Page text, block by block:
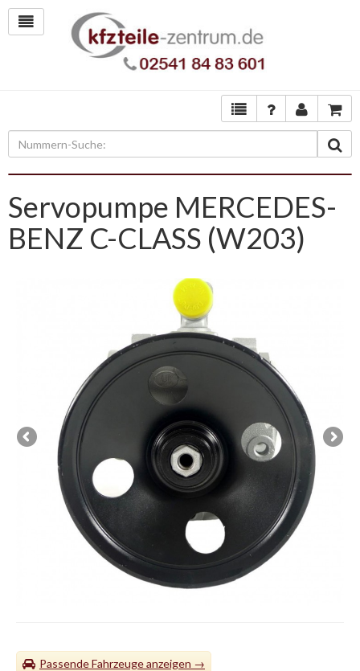
Servopumpe MERCEDES-
BENZ C-CLASS (W203)
Passende Fahrzeuge